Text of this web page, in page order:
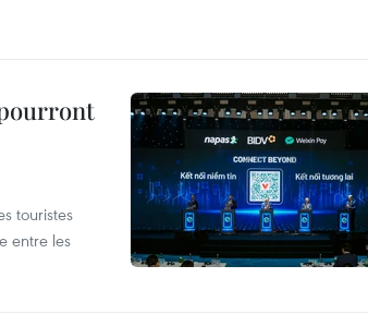
touristes
entre les